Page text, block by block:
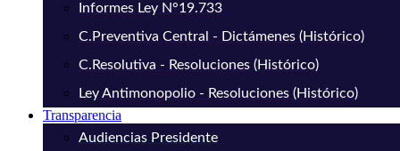
Informes Ley N°19.733
C.Preventiva Central - Dictámenes (Histórico)
C.Resolutiva - Resoluciones (Histórico)
Ley Antimonopolio - Resoluciones (Histórico)
Transparencia
Audiencias Presidente